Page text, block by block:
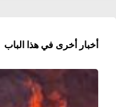
أخبار أخرى في هذا الباب